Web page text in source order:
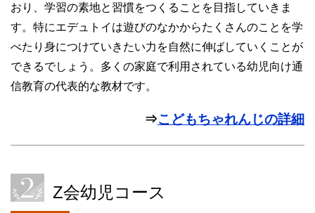
おり、学習の素地と習慣をつくることを目指していきま
す。特にエデュトイは遊びのなかからたくさんのことを学
べたり身につけていきたい力を自然に伸ばしていくことが
できるでしょう。多くの家庭で利用されている幼児向け通
信教育の代表的な教材です。
⇒こどもちゃれんじの詳細
Z会幼児コース